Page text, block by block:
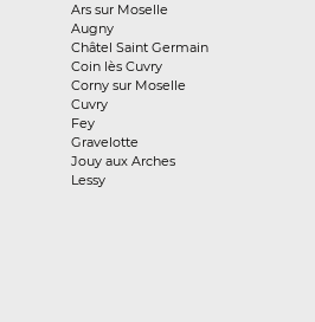
Ars sur Moselle
Augny
Châtel Saint Germain
Coin lès Cuvry
Corny sur Moselle
Cuvry
Fey
Gravelotte
Jouy aux Arches
Lessy